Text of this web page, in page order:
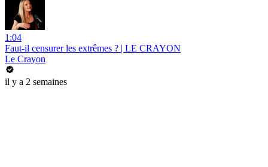
1:04
Faut-il censurer les extrêmes ? | LE CRAYON
Le Crayon
il y a 2 semaines